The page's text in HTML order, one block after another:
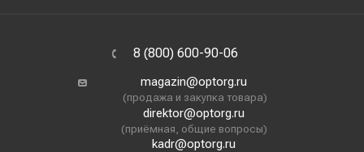
8 (800) 600-90-06
magazin@optorg.ru
(продажа и закупка товара)
direktor@optorg.ru
(приёмная, общие вопросы)
kadr@optorg.ru